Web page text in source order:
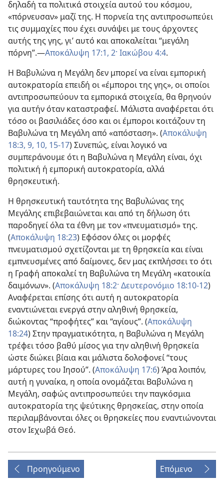
δηλαδή τα πολιτικά στοιχεία αυτού του κόσμου,
«πόρνευσαν» μαζί της. Η πορνεία της αντιπροσωπεύει
τις συμμαχίες που έχει συνάψει με τους άρχοντες
αυτής της γης, γι’ αυτό και αποκαλείται “μεγάλη
πόρνη”.—Αποκάλυψη 17:1, 2· Ιακώβου 4:4.
Η Βαβυλώνα η Μεγάλη δεν μπορεί να είναι εμπορική
αυτοκρατορία επειδή οι «έμποροι της γης», οι οποίοι
αντιπροσωπεύουν τα εμπορικά στοιχεία, θα θρηνούν
για αυτήν όταν καταστραφεί. Μάλιστα αναφέρεται ότι
τόσο οι βασιλιάδες όσο και οι έμποροι κοιτάζουν τη
Βαβυλώνα τη Μεγάλη από «απόσταση». (Αποκάλυψη
18:3, 9, 10, 15-17) Συνεπώς, είναι λογικό να
συμπεράνουμε ότι η Βαβυλώνα η Μεγάλη είναι, όχι
πολιτική ή εμπορική αυτοκρατορία, αλλά
θρησκευτική.
Η θρησκευτική ταυτότητα της Βαβυλώνας της
Μεγάλης επιβεβαιώνεται και από τη δήλωση ότι
παροδηγεί όλα τα έθνη με τον «πνευματισμό» της.
(Αποκάλυψη 18:23) Εφόσον όλες οι μορφές
πνευματισμού σχετίζονται με τη θρησκεία και είναι
εμπνευσμένες από δαίμονες, δεν μας εκπλήσσει το ότι
η Γραφή αποκαλεί τη Βαβυλώνα τη Μεγάλη «κατοικία
δαιμόνων». (Αποκάλυψη 18:2· Δευτερονόμιο 18:10-12)
Αναφέρεται επίσης ότι αυτή η αυτοκρατορία
εναντιώνεται ενεργά στην αληθινή θρησκεία,
διώκοντας “προφήτες” και “αγίους”. (Αποκάλυψη
18:24) Στην πραγματικότητα, η Βαβυλώνα η Μεγάλη
τρέφει τόσο βαθύ μίσος για την αληθινή θρησκεία
ώστε διώκει βίαια και μάλιστα δολοφονεί “τους
μάρτυρες του Ιησού”. (Αποκάλυψη 17:6) Άρα λοιπόν,
αυτή η γυναίκα, η οποία ονομάζεται Βαβυλώνα η
Μεγάλη, σαφώς αντιπροσωπεύει την παγκόσμια
αυτοκρατορία της ψεύτικης θρησκείας, στην οποία
περιλαμβάνονται όλες οι θρησκείες που εναντιώνονται
στον Ιεχωβά Θεό.
Προηγούμενο Επόμενο